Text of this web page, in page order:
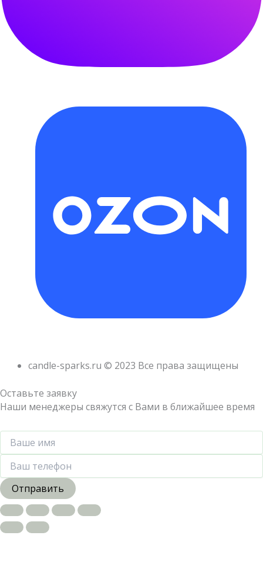
candle-sparks.ru © 2023 Все права защищены
Оставьте заявку
Наши менеджеры свяжутся с Вами в ближайшее время
Отправить